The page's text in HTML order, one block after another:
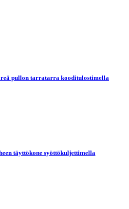
pullon tarratarra kooditulostimella
täyttökone syöttökuljettimella